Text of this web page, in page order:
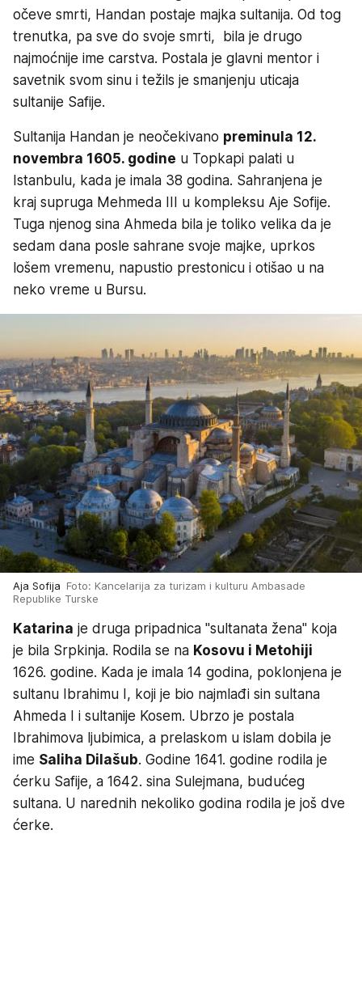
očeve smrti, Handan postaje majka sultanija. Od tog
trenutka, pa sve do svoje smrti, bila je drugo
najmoćnije ime carstva. Postala je glavni mentor i
savetnik svom sinu i težils je smanjenju uticaja
sultanije Safije.
Sultanija Handan je neočekivano preminula 12.
novembra 1605. godine u Topkapi palati u
Istanbulu, kada je imala 38 godina. Sahranjena je
kraj supruga Mehmeda III u kompleksu Aje Sofije.
Tuga njenog sina Ahmeda bila je toliko velika da je
sedam dana posle sahrane svoje majke, uprkos
lošem vremenu, napustio prestonicu i otišao u na
neko vreme u Bursu.
Aja Sofija Foto: Kancelarija za turizam i kulturu Ambasade
Republike Turske
Katarina je druga pripadnica "sultanata žena" koja
je bila Srpkinja. Rodila se na Kosovu i Metohiji
1626. godine. Kada je imala 14 godina, poklonjena je
sultanu Ibrahimu I, koji je bio najmlađi sin sultana
Ahmeda I i sultanije Kosem. Ubrzo je postala
Ibrahimova ljubimica, a prelaskom u islam dobila je
ime Saliha Dilašub. Godine 1641. godine rodila je
ćerku Safije, a 1642. sina Sulejmana, budućeg
sultana. U narednih nekoliko godina rodila je još dve
ćerke.